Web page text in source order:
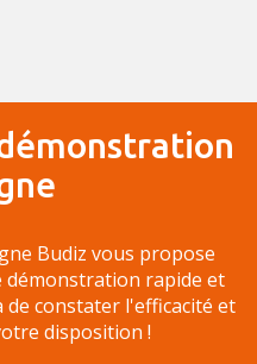
Budiz vous propose
rapide et
constater l'efficacité et
disposition !